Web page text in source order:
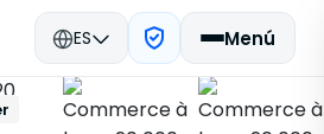
ES Menú
Marruecos
Comercio Naim
Guardar